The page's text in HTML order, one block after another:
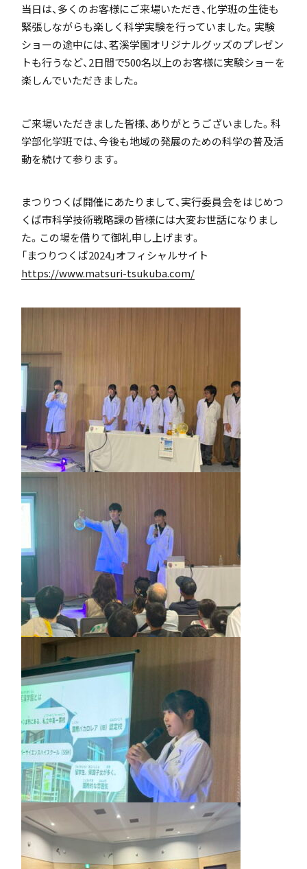
当日は、多くのお客様にご来場いただき、化学班の生徒も
緊張しながらも楽しく科学実験を行っていました。実験
ショーの途中には、茗溪学園オリジナルグッズのプレゼン
トも行うなど、2日間で500名以上のお客様に実験ショーを
楽しんでいただきました。
ご来場いただきました皆様、ありがとうございました。科
学部化学班では、今後も地域の発展のための科学の普及活
動を続けて参ります。
まつりつくば開催にあたりまして、実行委員会をはじめつ
くば市科学技術戦略課の皆様には大変お世話になりまし
た。この場を借りて御礼申し上げます。
「まつりつくば2024」オフィシャルサイト
https://www.matsuri-tsukuba.com/
いじめ防止基本方針
茗溪ジェネラルクラス（MG）
アカデミアクラス（AC）
国際バカロレア（IB）クラス
スーパーサイエンスハイスクール(SSH)
個人課題研究
国内・海外研修旅行
キャンプ
閉じる